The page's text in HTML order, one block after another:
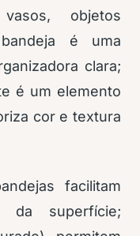
objetos
é uma
clara;
é um elemento
cor e textura
facilitam
da superfície;